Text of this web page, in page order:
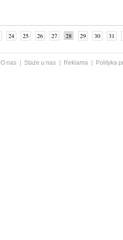
24 25 26 27 28 29 30 31
O nas Staże u nas Reklama
Polityka